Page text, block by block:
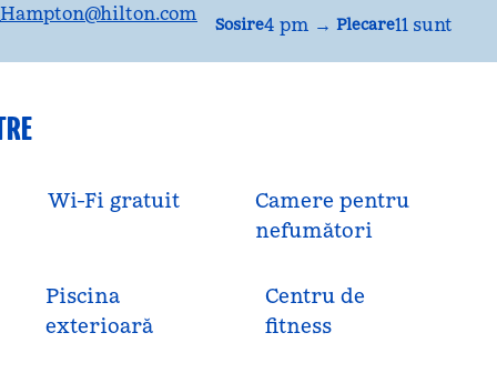
@hilton.com Sosire4 pm → Plecare11 sunt
Wi-Fi gratuit
Camere pentru
nefumători
Piscina
exterioară
Centru de
fitness